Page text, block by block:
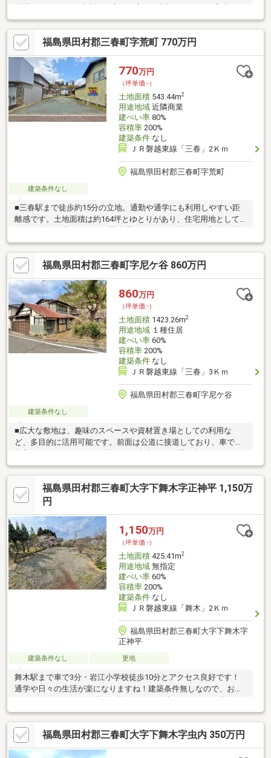
っているため日当たり良好。道路からの視線も気になりません
ね。分割でのご検討の方もご相談ください！
福島県田村郡三春町字荒町 770万円
770万円
（坪単価:-）
土地面積543.44m2
用途地域近隣商業
建ぺい率80%
容積率200%
建築条件なし
ＪＲ磐越東線「三春」2Ｋｍ
福島県田村郡三春町字荒町
建築条件なし
■三春駅まで徒歩約15分の立地。通勤や通学にも利用しやすい距
離感です。土地面積は約164坪とゆとりがあり、住宅用地として
討できます。■ゆとりある敷地を活かし、ご家族の暮らしに寄り
添った住まいを実現してみませんか。
福島県田村郡三春町字尼ケ谷 860万円
860万円
（坪単価:-）
土地面積1423.26m2
用途地域１種住居
建ぺい率60%
容積率200%
建築条件なし
ＪＲ磐越東線「三春」3Ｋｍ
福島県田村郡三春町字尼ケ谷
建築条件なし
■広大な敷地は、趣味のスペースや資材置き場としての利用な
ど、多目的に活用可能です。前面は公道に接道しており、車での
い。
福島県田村郡三春町大字下舞木字正神平 1,150万
円
1,150万円
（坪単価:-）
土地面積425.41m2
用途地域無指定
建ぺい率60%
容積率200%
建築条件なし
ＪＲ磐越東線「舞木」2Ｋｍ
福島県田村郡三春町大字下舞木字
正神平
建築条件なし 更地
舞木駅まで車で3分・岩江小学校徒歩10分とアクセス良好です！
通学や日々の生活が楽になりますね！建築条件無しなので、お好
こで建築すれば良いのか等お気軽にご相談ください！
福島県田村郡三春町大字下舞木字虫内 350万円